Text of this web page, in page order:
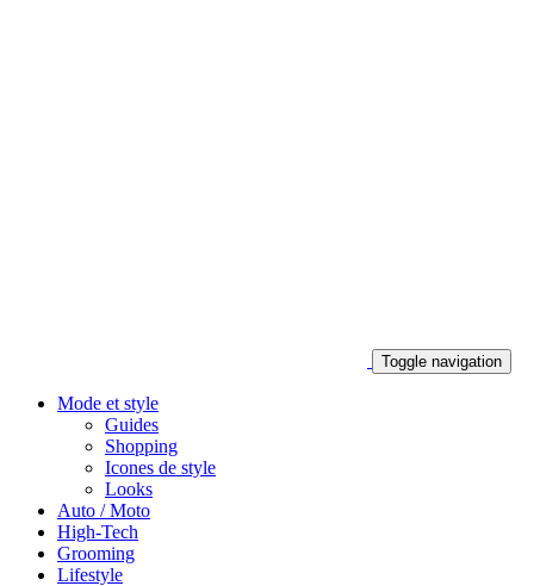
Toggle navigation
Mode et style
Guides
Shopping
Icones de style
Looks
Auto / Moto
High-Tech
Grooming
Lifestyle